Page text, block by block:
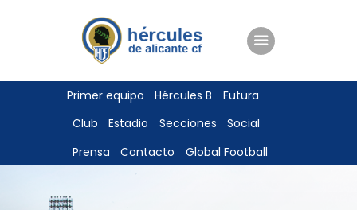
Primer equipo Hércules B
Futura
Club
Estadio Secciones
Social
Prensa
Contacto Global Football
ENTRADAS
TIENDA
HÉRCULESCF100